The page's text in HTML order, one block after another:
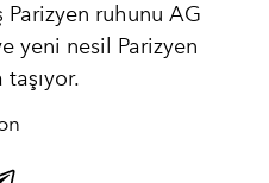
ruhunu AG
yeni nesil Parizyen